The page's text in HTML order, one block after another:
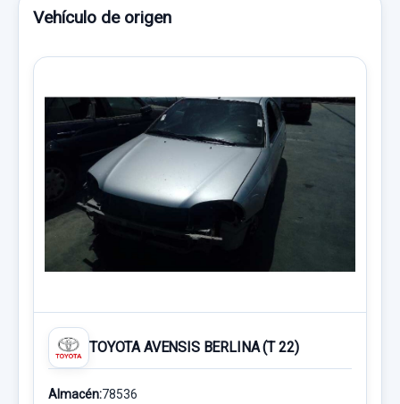
Vehículo de origen
TOYOTA AVENSIS BERLINA (T 22)
Almacén:78536